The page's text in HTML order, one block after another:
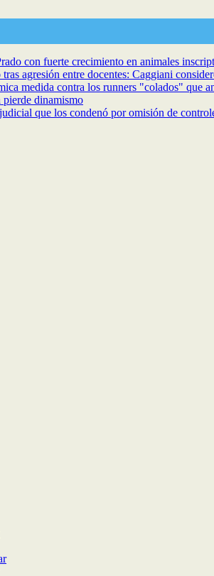
con fuerte crecimiento en animales
agresión entre docentes: Caggiani
medida contra los runners "colados" que
dinamismo
que los condenó por omisión de